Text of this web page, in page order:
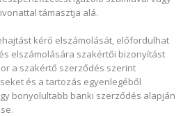
támasztja alá.
kérő elszámolását, előfordulhat
elszámolására szakértői bizonyítást
a szakértő szerződés szerint
és a tartozás egyenlegéből
bonyolultabb banki szerződés alapján